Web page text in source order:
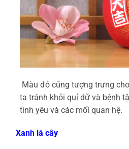
Màu đỏ cũng tượng trưng
ta tránh khỏi quỉ dữ và bệnh
tình yêu và các mối quan hệ.
Xanh lá cây